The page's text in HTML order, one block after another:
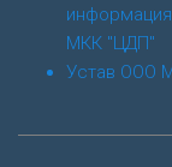
МКК "ЦДП"
Устав ООО